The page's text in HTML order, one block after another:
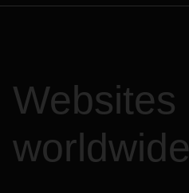
Websites
worldwide